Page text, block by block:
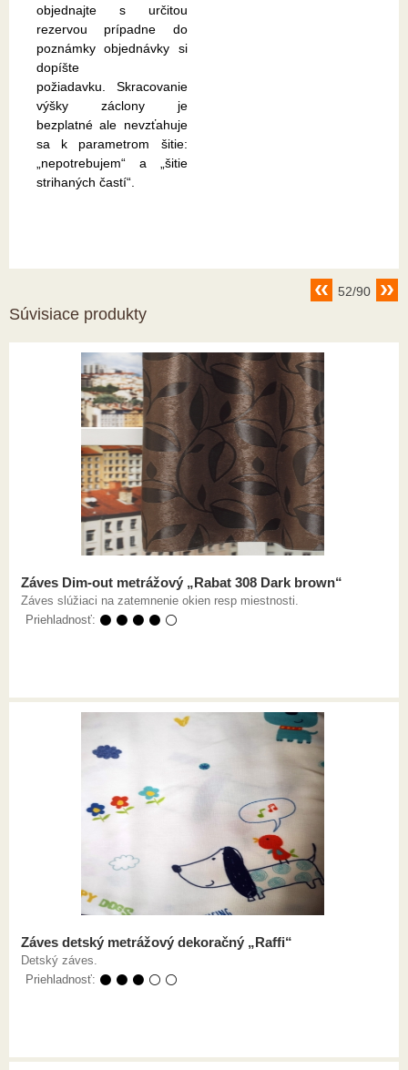
objednajte s určitou
rezervou prípadne do
poznámky objednávky si
dopíšte
požiadavku. Skracovanie
výšky záclony je
bezplatné ale nevzťahuje
sa k parametrom šitie:
„nepotrebujem“ a „šitie
strihaných častí“.
52/90
Súvisiace produkty
Záves Dim-out metrážový „Rabat 308 Dark brown“
Záves slúžiaci na zatemnenie okien resp miestnosti.
Priehladnosť: ⚫ ⚫ ⚫ ⚫ ⚪
Záves detský metrážový dekoračný „Raffi“
Detský záves.
Priehladnosť: ⚫ ⚫ ⚫ ⚪ ⚪